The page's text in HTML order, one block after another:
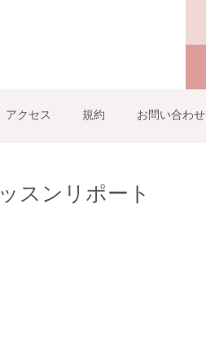
アクセス 規約 お問い合わせ
スンリポート